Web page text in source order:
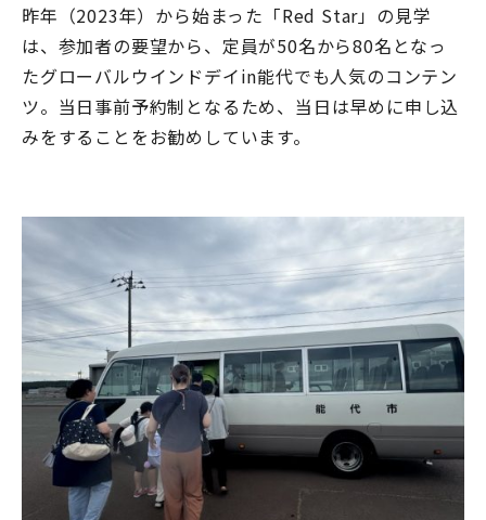
昨年（2023年）から始まった「Red Star」の見学
は、参加者の要望から、定員が50名から80名となっ
たグローバルウインドデイin能代でも人気のコンテン
ツ。当日事前予約制となるため、当日は早めに申し込
みをすることをお勧めしています。